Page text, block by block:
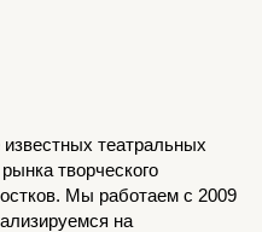
театральных
творческого
Мы работаем с 2009
на